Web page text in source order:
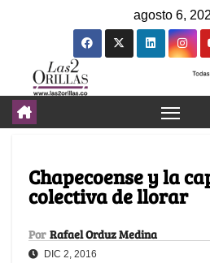
agosto 6,
Chapecoense y la
colectiva de llorar
Por Rafael Orduz Medina
DIC 2, 2016